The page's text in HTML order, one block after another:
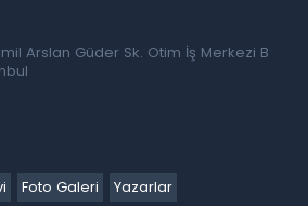
Arslan Güder Sk. Otim İş Merkezi B
Foto Galeri
Yazarlar